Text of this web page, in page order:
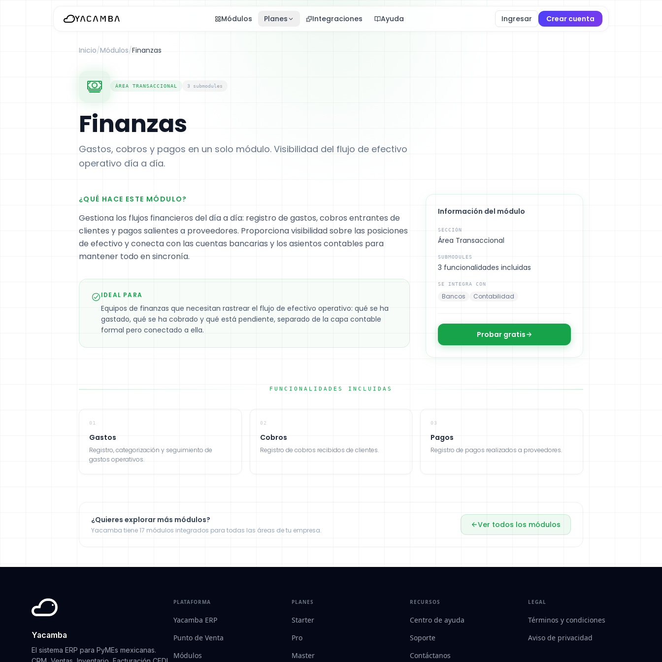
Módulos Planes Integraciones Ayuda Ingresar Crear cuenta
Inicio/Módulos/Finanzas
ÁREA TRANSACCIONAL 3 submodules
Finanzas
Gastos, cobros y pagos en un solo módulo. Visibilidad del flujo de efectivo
operativo día a día.
¿QUÉ HACE ESTE MÓDULO?
Gestiona los flujos financieros del día a día: registro de gastos, cobros entrantes de
clientes y pagos salientes a proveedores. Proporciona visibilidad sobre las posiciones
de efectivo y conecta con las cuentas bancarias y los asientos contables para
mantener todo en sincronía.
IDEAL PARA
Equipos de finanzas que necesitan rastrear el flujo de efectivo operativo: qué se ha
gastado, qué se ha cobrado y qué está pendiente, separado de la capa contable
formal pero conectado a ella.
Información del módulo
SECCIÓN
Área Transaccional
SUBMODULES
3 funcionalidades incluidas
SE INTEGRA CON
Bancos Contabilidad
Probar gratis
FUNCIONALIDADES INCLUIDAS
01
Gastos
Registro, categorización y seguimiento de
gastos operativos.
02
Cobros
Registro de cobros recibidos de clientes.
03
Pagos
Registro de pagos realizados a proveedores.
¿Quieres explorar más módulos?
Yacamba tiene 17 módulos integrados para todas las áreas de tu empresa.
Ver todos los módulos
Yacamba
El sistema ERP para PyMEs mexicanas.
PLATAFORMA
Yacamba ERP
Punto de Venta
Módulos
PLANES
Starter
Pro
Master
RECURSOS
Centro de ayuda
Soporte
Contáctanos
LEGAL
Términos y condiciones
Aviso de privacidad